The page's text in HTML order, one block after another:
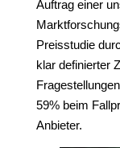
Auftrag einer
Preisstudie
klar definierter
59% beim
Anbieter.